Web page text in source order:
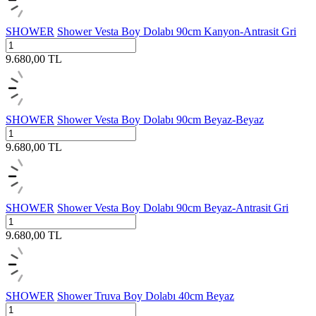
SHOWER Shower Vesta Boy Dolabı 90cm Kanyon-Antrasit Gri
9.680,00 TL
SHOWER Shower Vesta Boy Dolabı 90cm Beyaz-Beyaz
9.680,00 TL
SHOWER Shower Vesta Boy Dolabı 90cm Beyaz-Antrasit Gri
9.680,00 TL
SHOWER Shower Truva Boy Dolabı 40cm Beyaz